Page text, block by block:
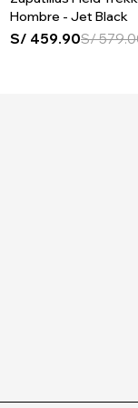
Hombre - Jet Black
S/ 459.90S/